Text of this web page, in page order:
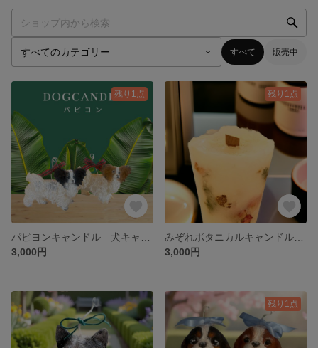
すべて 販売中
残り1点
3,000円
残り1点
3,000円
残り1点